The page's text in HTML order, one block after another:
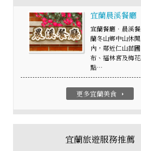
宜蘭晨溪餐廳
宜蘭餐廳‧晨溪
蘭冬山鄉中山休
內，鄰近仁山苗
布、福林宮及梅
點…
更多宜蘭美食 arrow_right
宜蘭旅遊服務推薦